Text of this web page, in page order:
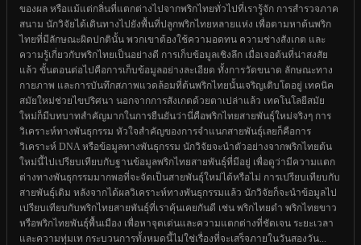
ของผล หรือแม้แต่กลิ่นที่แตกต่างไปจากพริกไทยทั่วไปที่เรารู้จัก การสำรวจภาค
สนาม นักวิจัยได้เดินทางไปยังพื้นที่ปลูกพริกไทยหลายแห่ง เพื่อตามหาต้นพริก
ไทยที่มีลักษณะผิดปกตินั้น พวกเขาต้องใช้ความอดทน ความช่างสังเกต และ
ความรู้เกี่ยวกับพริกไทยเป็นอย่างดี การเก็บข้อมูลเชิงลึก เมื่อเจอต้นที่น่าสงสัย
แล้ว ขั้นตอนต่อไปคือการเก็บข้อมูลอย่างละเอียด ทั้งการวัดขนาด ลักษณะทาง
กายภาพ และการบันทึกสภาพแวดล้อมที่ต้นพริกไทยนั้นเจริญเติบโตอยู่ เทคนิค
สมัยใหม่ช่วยไขปริศนา นอกจากการสังเกตด้วยตาเปล่าแล้ว เทคโนโลยีสมัย
ใหม่ก็มีบทบาทสำคัญมากในการยืนยันว่านี่คือพริกไทยสายพันธุ์ใหม่จริงๆ การ
วิเคราะห์ทางพันธุกรรม หัวใจสำคัญของการจำแนกสายพันธุ์เลยก็คือการ
วิเคราะห์ DNA หรือข้อมูลทางพันธุกรรม นักวิจัยจะนำตัวอย่างจากพริกไทยต้น
ใหม่นี้ไปเปรียบเทียบกับฐานข้อมูลพริกไทยสายพันธุ์ที่มีอยู่ เพื่อดูว่ามีความแตก
ต่างทางพันธุกรรมมากพอที่จะจัดเป็นสายพันธุ์ใหม่ได้หรือไม่ การเปรียบเทียบกับ
สายพันธุ์เดิม หลังจากได้ผลวิเคราะห์ทางพันธุกรรมแล้ว นักวิจัยก็จะนำข้อมูลไป
เปรียบเทียบกับพริกไทยสายพันธุ์ที่เราคุ้นเคยกันดี เช่น พริกไทยดำ พริกไทยขาว
หรือพริกไทยพันธุ์พื้นเมือง เพื่อหาจุดเด่นและความแตกต่างที่ชัดเจน ระยะเวลา
และความทุ่มเท กระบวนการทั้งหมดนี้ไม่ใช่เรื่องที่จะเสร็จภายในวันสองวัน...